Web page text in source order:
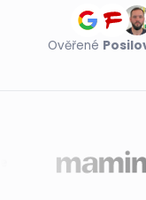
Ověřené